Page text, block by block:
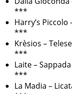
***
Harry’s Piccolo
***
Krèsios –
***
Laite –
***
La Madia –